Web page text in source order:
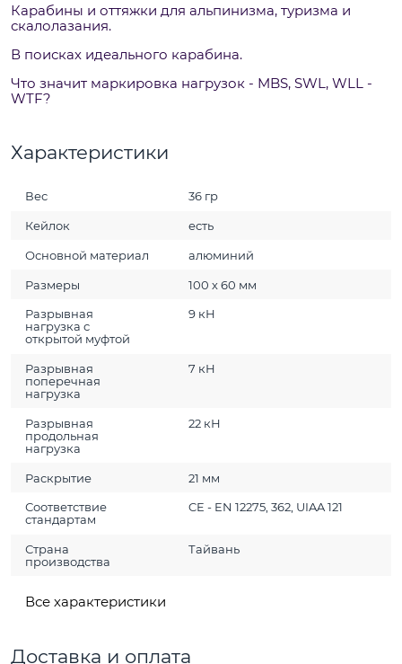
Карабины и оттяжки для альпинизма, туризма и
скалолазания.
В поисках идеального карабина.
Что значит маркировка нагрузок - MBS, SWL, WLL -
WTF?
Характеристики
Вес 36 гр
Кейлок есть
Основной материал алюминий
Размеры 100 х 60 мм
Разрывная
нагрузка с
открытой муфтой
9 кН
Разрывная
поперечная
нагрузка
7 кН
Разрывная
продольная
нагрузка
22 кН
Раскрытие 21 мм
Соответствие
стандартам
CE - EN 12275, 362, UIAA 121
Страна
производства
Тайвань
Все характеристики
Доставка и оплата